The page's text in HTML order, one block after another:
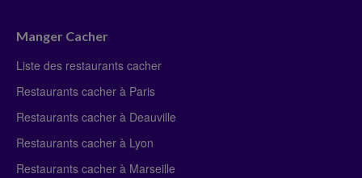
Manger Cacher
Liste des restaurants cacher
Restaurants cacher à Paris
Restaurants cacher à Deauville
Restaurants cacher à Lyon
Restaurants cacher à Marseille